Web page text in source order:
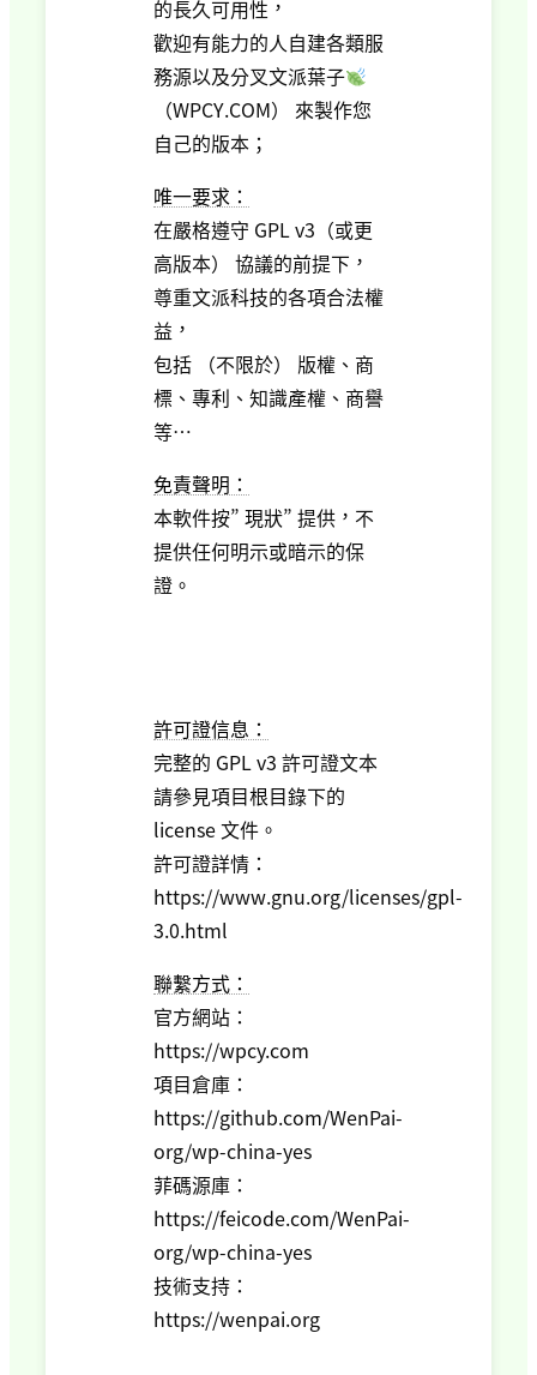
的長久可用性，
歡迎有能力的人自建各類服
務源以及分叉文派葉子
（WPCY.COM） 來製作您
自己的版本；
唯一要求：
在嚴格遵守 GPL v3（或更
高版本） 協議的前提下，
尊重文派科技的各項合法權
益，
包括 （不限於） 版權、商
標、專利、知識產權、商譽
等…
免責聲明：
本軟件按” 現狀” 提供，不
提供任何明示或暗示的保
證。
許可證信息：
完整的 GPL v3 許可證文本
請參見項目根目錄下的
license 文件。
許可證詳情：
https://www.gnu.org/licenses/gpl-
3.0.html
聯繫方式：
官方網站：
https://wpcy.com
項目倉庫：
https://github.com/WenPai-
org/wp-china-yes
菲碼源庫：
https://feicode.com/WenPai-
org/wp-china-yes
技術支持：
https://wenpai.org